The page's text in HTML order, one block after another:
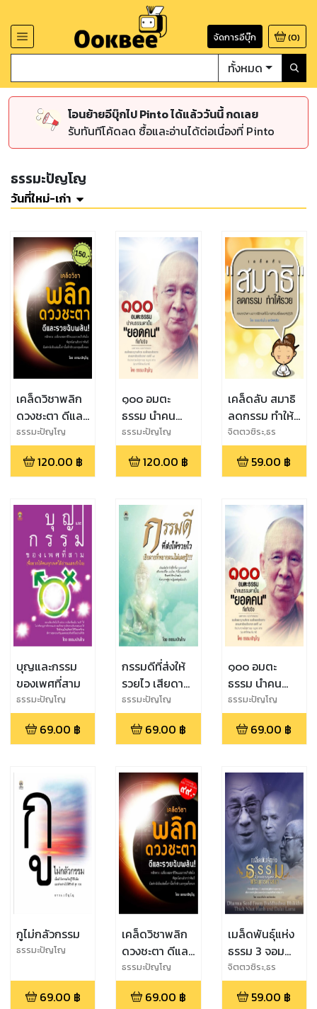
จัดการอีบุ๊ก (0)
ทั้งหมด
โอนย้ายอีบุ๊กไป Pinto ได้แล้ววันนี้ กดเลย
รับทันทีโค้ดลด ซื้อและอ่านได้ต่อเนื่องที่ Pinto
ธรรมะปัญโญ
วันที่ใหม่-เก่า
เคล็ดวิชาพลิก
ดวงชะตา ดีและ
รวยฉับพลัน!
ธรรมะปัญโญ
120.00 ฿
๑๐๐ อมตะ
ธรรม นำคน
ธรรมดาเป็น
"ยอดคน" ที่แท้
จริง
ธรรมะปัญโญ
120.00 ฿
เคล็ดลับ สมาธิ
ลดกรรม ทำให้
รวย
จิตตวชิระ,ธร
รมะปัญโญ
59.00 ฿
บุญและกรรม
ของเพศที่สาม
ธรรมะปัญโญ
69.00 ฿
กรรมดีที่ส่งให้
รวยไว เสียดาย
ที่หลายคนไม่
เคยรู้
ธรรมะปัญโญ
69.00 ฿
๑๐๐ อมตะ
ธรรม นำคน
ธรรมดาเป็น
ยอดคน ที่แท้
จริง
ธรรมะปัญโญ
69.00 ฿
กูไม่กลัวกรรม
ธรรมะปัญโญ
69.00 ฿
เคล็ดวิชาพลิก
ดวงชะตา ดีและ
รวยฉับพลัน!
ธรรมะปัญโญ
69.00 ฿
เมล็ดพันธุ์แห่ง
ธรรม 3 จอม
ปราชญ์แห่ง
พระพุทธศาสนา
จิตตวชิระ,ธร
รมะปัญโญ
59.00 ฿